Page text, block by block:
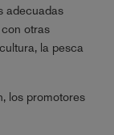
adecuadas
otras
la pesca
los promotores